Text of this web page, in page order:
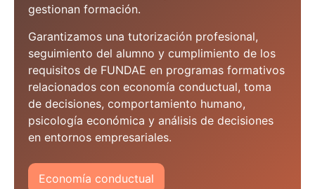
gestionan formación.
Garantizamos una tutorización profesional,
seguimiento del alumno y cumplimiento de los
requisitos de FUNDAE en programas formativos
relacionados con economía conductual, toma
de decisiones, comportamiento humano,
psicología económica y análisis de decisiones
en entornos empresariales.
Economía conductual